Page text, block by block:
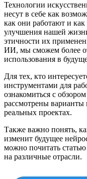
Технологии
несут в себе как
как они работают и
улучшения нашей
этичности их
ИИ, мы сможем более
использования в
Для тех, кто
инструментами для
ознакомиться с обзором
рассмотрены варианты
реальных проектах.
Также важно понять,
изменит будущее
можно почитать
на различные отрасли.